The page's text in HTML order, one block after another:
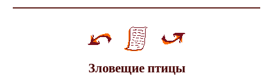
Зловещие птицы